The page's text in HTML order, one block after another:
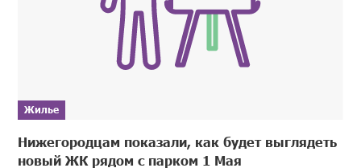
Жилье
Нижегородцам показали, как будет выглядеть
новый ЖК рядом с парком 1 Мая